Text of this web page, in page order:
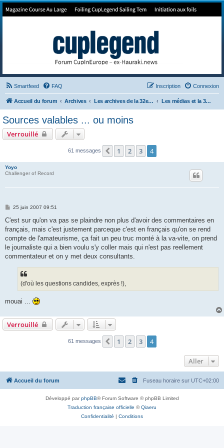
Forum de Cup In Europe
Smartfeed FAQ Connexion
Inscription
Accueil du forum Archives Les archives de la 32e America's Cup Les médias et la 32e ACup
Sources valables ... ou moins
Verrouillé
61 messages Précédent
1 2 3 4
Yoyo
Challenger of Record
M
s
a
g
25 juin 2007 09:51
C'est sur qu'on va pas se plaindre non plus d'avoir des commentaires en
français, mais c'est justement parceque c'est en français qu'on se rend
compte de l'amateurisme, ça fait un peu truc monté à la va-vite, on prend
le journaliste qui a bien voulu s'y coller mais qui n'est pas reellement
commentateur et on y met deux consultants.
(d'où les questions candides, exprès !),
mouai ...
Verrouillé
61 messages Précédent
1 2 3 4
Aller
Accueil du forum Fuseau horaire sur UTC+02:00
Développé parphpBB® Forum Software © phpBB Limited
Traduction française officielle ©Qiaeru
Confidentialité | Conditions